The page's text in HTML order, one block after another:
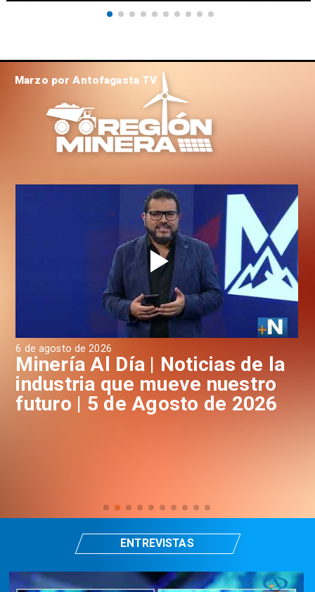
6 de agosto de 2026
Minería Al Día | Noticias de la
industria que mueve nuestro
futuro | 5 de Agosto de 2026
Marzo por Antofagasta TV
ENTREVISTAS